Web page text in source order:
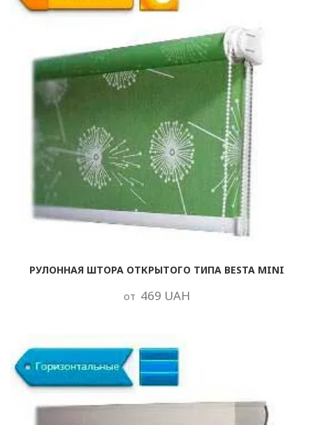
РУЛОННАЯ ШТОРА ОТКРЫТОГО ТИПА BESTA MINI
от 469 UAH